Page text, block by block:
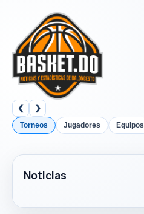
❮ ❯
Torneos Jugadores Equipos
Noticias